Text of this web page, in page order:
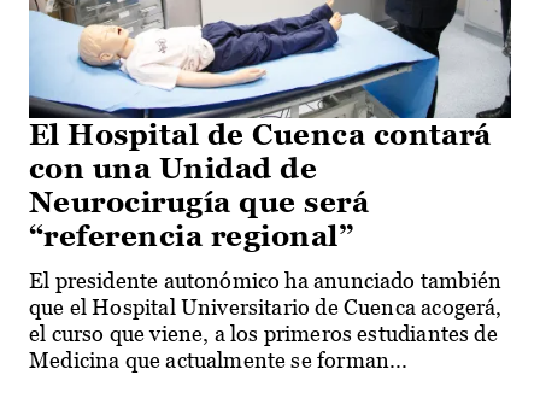
El Hospital de Cuenca contará
con una Unidad de
Neurocirugía que será
“referencia regional”
El presidente autonómico ha anunciado también
que el Hospital Universitario de Cuenca acogerá,
el curso que viene, a los primeros estudiantes de
Medicina que actualmente se forman...